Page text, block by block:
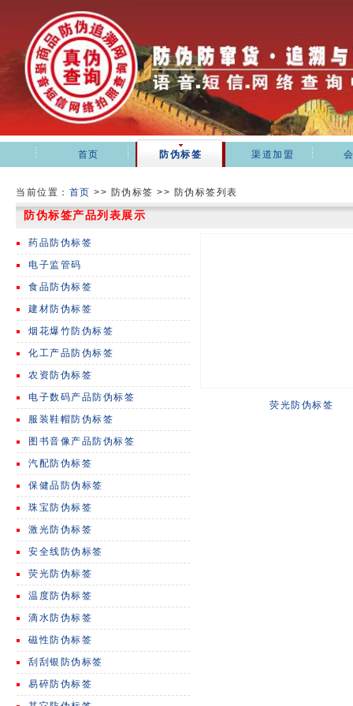
首页 防伪标签 渠道加盟
当前位置： 首页 >> 防伪标签 >> 防伪标签列表
防伪标签产品列表展示
药品防伪标签
电子监管码
食品防伪标签
建材防伪标签
烟花爆竹防伪标签
化工产品防伪标签
农资防伪标签
电子数码产品防伪标签
服装鞋帽防伪标签
图书音像产品防伪标签
汽配防伪标签
保健品防伪标签
珠宝防伪标签
激光防伪标签
安全线防伪标签
荧光防伪标签
温度防伪标签
滴水防伪标签
磁性防伪标签
刮刮银防伪标签
易碎防伪标签
荧光防伪标签